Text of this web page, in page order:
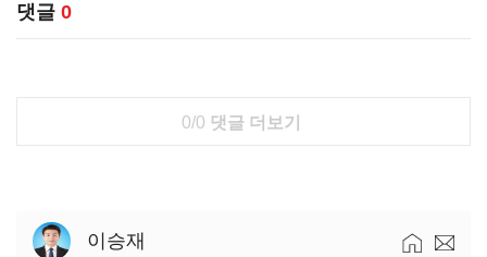
댓글 0
0/0 댓글 더보기
이승재